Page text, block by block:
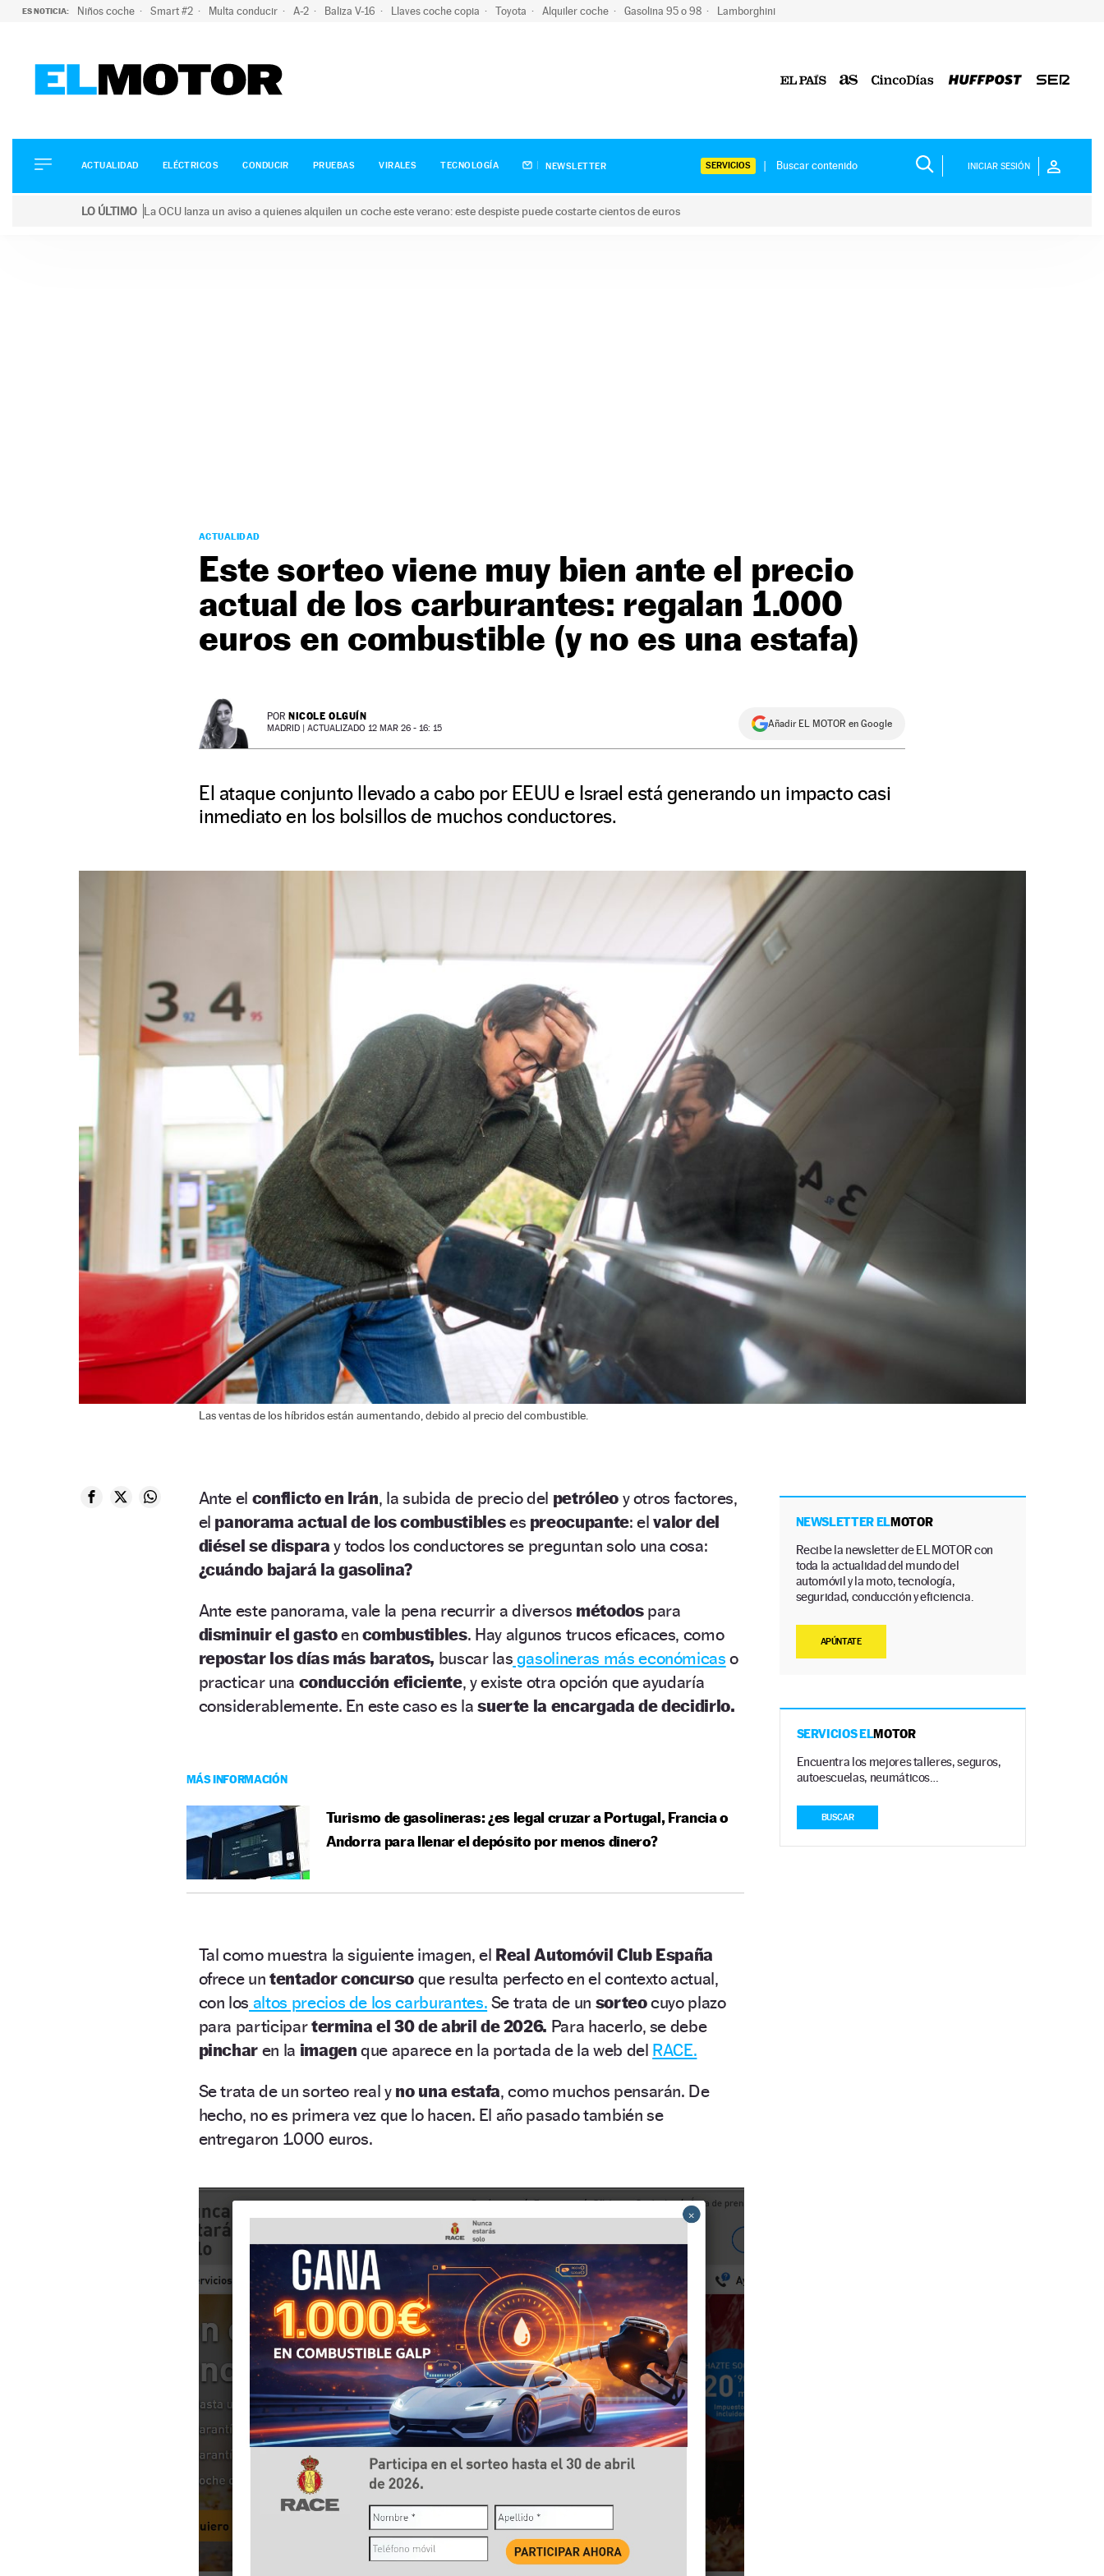
ES NOTICIA: Niños coche Smart #2 Multa conducir A-2 Baliza V-16 Llaves coche copia Toyota Alquiler coche Gasolina 95 o 98 Lamborghini
ELÉCTRICOS
CONDUCIR
ACTUALIDAD ELÉCTRICOS CONDUCIR PRUEBAS VIRALES TECNOLOGÍA NEWSLETTER SERVICIOS INICIAR SESIÓN
LO ÚLTIMO La OCU lanza un aviso a quienes alquilen un coche este verano: este despiste puede costarte cientos de euros
ACTUALIDAD
Este sorteo viene muy bien ante el precio
actual de los carburantes: regalan 1.000
euros en combustible (y no es una estafa)
POR NICOLE OLGUÍN
MADRID | ACTUALIZADO 12 MAR 26 - 16: 15 Añadir EL MOTOR en Google
El ataque conjunto llevado a cabo por EEUU e Israel está generando un impacto casi
inmediato en los bolsillos de muchos conductores.
Las ventas de los híbridos están aumentando, debido al precio del combustible.
Ante el conflicto en Irán, la subida de precio del petróleo y otros factores,
el panorama actual de los combustibleses preocupante: elvalor del
diésel se dispara y todos los conductores se preguntan solo una cosa:
¿cuándo bajará la gasolina?
Ante este panorama, vale la pena recurrir a diversos métodos para
disminuir el gastoen combustibles. Hay algunos trucos eficaces, como
repostar los días más baratos, buscar las gasolineras más económicas o
practicar una conducción eficiente, y existe otra opción que ayudaría
considerablemente. En este caso es lasuerte la encargada de decidirlo.
MÁS INFORMACIÓN
Turismo de gasolineras: ¿es legal cruzar a Portugal, Francia o
Andorra para llenar el depósito por menos dinero?
Tal como muestra la siguiente imagen, el Real Automóvil Club España
ofrece untentador concurso que resulta perfecto en el contexto actual,
con los altos precios de los carburantes. Se trata de un sorteocuyo plazo
para participartermina el 30 de abril de 2026. Para hacerlo, se debe
pinchar en la imagenque aparece en la portada de la web del RACE.
Se trata de un sorteo real y no una estafa, como muchos pensarán. De
hecho, no es primera vez que lo hacen. El año pasado también se
entregaron 1.000 euros.
NEWSLETTER ELMOTOR
Recibe la newsletter de EL MOTOR con
toda la actualidad del mundo del
automóvil y la moto, tecnología,
seguridad, conducción y eficiencia.
APÚNTATE
SERVICIOS ELMOTOR
Encuentra los mejores talleres, seguros,
autoescuelas, neumáticos…
BUSCAR